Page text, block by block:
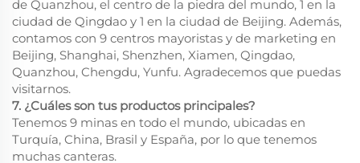
de Quanzhou, el centro de la piedra del mundo, 1 en la
ciudad de Qingdao y 1 en la ciudad de Beijing. Además,
contamos con 9 centros mayoristas y de marketing en
Beijing, Shanghai, Shenzhen, Xiamen, Qingdao,
Quanzhou, Chengdu, Yunfu. Agradecemos que puedas
visitarnos.
7. ¿Cuáles son tus productos principales?
Tenemos 9 minas en todo el mundo, ubicadas en
Turquía, China, Brasil y España, por lo que tenemos
muchas canteras.